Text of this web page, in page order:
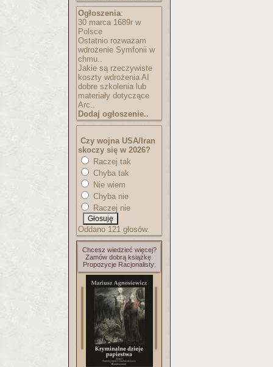
Ogłoszenia:
30 marca 1689r w
Polsce
Ostatnio rozważam
wdrożenie Symfonii w
chmu..
Jakie są rzeczywiste
koszty wdrożenia AI
dobre szkolenia lub
materiały dotyczące
Arc..
Dodaj ogłoszenie..
Czy wojna USA/Iran
skoczy się w 2026?
Raczej tak
Chyba tak
Nie wiem
Chyba nie
Raczej nie
Oddano 121 głosów.
Chcesz wiedzieć więcej?
Zamów dobrą książkę.
Propozycje Racjonalisty: